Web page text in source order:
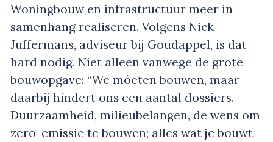
Woningbouw en infrastructuur meer in
samenhang realiseren. Volgens Nick
Juffermans, adviseur bij Goudappel, is dat
hard nodig. Niet alleen vanwege de grote
bouwopgave: “We móeten bouwen, maar
daarbij hindert ons een aantal dossiers.
Duurzaamheid, milieubelangen, de wens om
zero-emissie te bouwen; alles wat je bouwt